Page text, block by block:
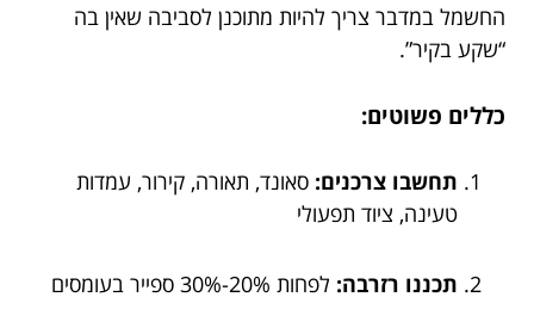
החשמל במדבר צריך להיות מתוכנן לסביבה שאין בה
“שקע בקיר”.
כללים פשוטים:
תחשבו צרכנים: סאונד, תאורה, קירור, עמדות
טעינה, ציוד תפעולי
תכננו רזרבה: לפחות 20%-30% ספייר בעומסים